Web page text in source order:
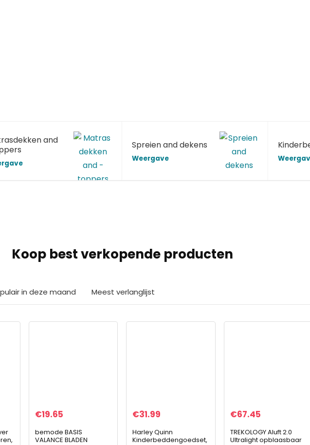
and
Spreien and dekens
Weergave
Koop best verkopende producten
in deze maand Meest verlanglijst
€19.65
bemode BASIS
VALANCE BLADEN
€31.99
Harley Quinn
Kinderbeddengoedset,
€67.45
TREKOLOGY Aluft 2.0
Ultralight opblaasbaar